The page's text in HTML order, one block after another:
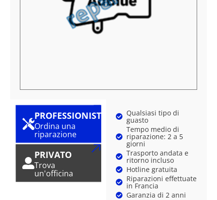
PROFESSIONISTA
Ordina una
riparazione
PRIVATO
Trova
un'officina
Qualsiasi tipo di
guasto
Tempo medio di
riparazione: 2 a 5
giorni
Trasporto andata e
ritorno incluso
Hotline gratuita
Riparazioni effettuate
in Francia
Garanzia di 2 anni